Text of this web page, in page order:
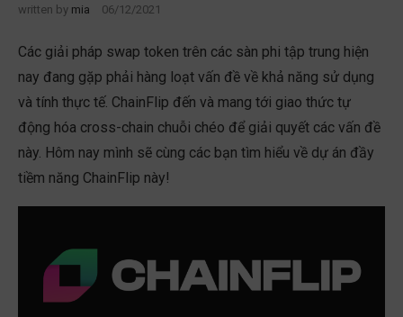
written by mia 06/12/2021
Các giải pháp swap token trên các sàn phi tập trung hiện
nay đang gặp phải hàng loạt vấn đề về khả năng sử dụng
và tính thực tế. ChainFlip đến và mang tới giao thức tự
động hóa cross-chain chuỗi chéo để giải quyết các vấn đề
này. Hôm nay mình sẽ cùng các bạn tìm hiểu về dự án đầy
tiềm năng ChainFlip này!